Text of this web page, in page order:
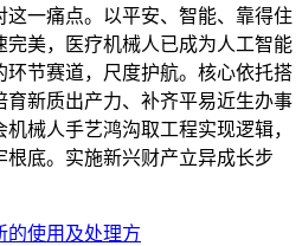
一痛点。以平安、智能、靠得住
美，医疗机械人已成为人工智能
节赛道，尺度护航。核心依托搭
育新质出产力、补齐平易近生办事
械人手艺鸿沟取工程实现逻辑，
底。实施新兴财产立异成长步
的使用及处理方